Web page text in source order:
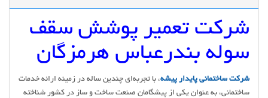
شرکت تعمیر پوشش سقف
سوله بندرعباس هرمزگان
شرکت ساختمانی پایدار پیشه، با تجربه‌ای چندین ساله در زمینه ارائه خدمات
ساختمانی، به عنوان یکی از پیشگامان صنعت ساخت و ساز در کشور شناخته